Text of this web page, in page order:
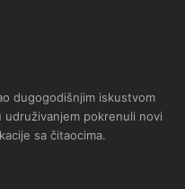
dugogodišnjim iskustvom
pokrenuli novi
sa čitaocima.